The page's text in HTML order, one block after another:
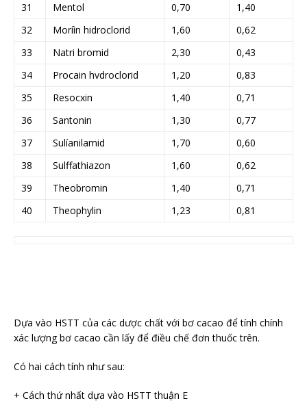
31
Mentol 0,70
1,40
32
Moríìn hidroclorid 1,60
0,62
33
Natri bromid 2,30
0,43
34
Procain hvdroclorid 1,20
0,83
35
Resocxin 1,40
0,71
36
Santonin 1,30
0,77
37
Sulíanilamid 1,70
0,60
38
Sulffathiazon 1,60
0,62
39
Theobromin 1,40
0,71
40
Theophylin 1,23 0,81
Dựa vào HSTT của các dược chất với bơ cacao để tính chính
xác lượng bơ cacao cần lấy để điều chế đơn thuốc trên.
Có hai cách tính như sau:
+ Cách thứ nhất dựa vào HSTT thuận E